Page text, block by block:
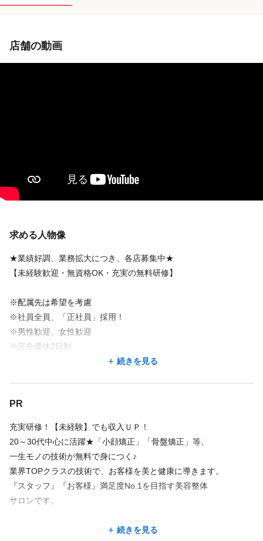
店舗の動画
求める人物像
★業績好調、業務拡大につき、各店募集中★
【未経験歓迎・無資格OK・充実の無料研修】
※配属先は希望を考慮
※社員全員、「正社員」採用！
※男性歓迎、女性歓迎
※完全週休2日制
という当社の考えに共感して頂ける方。
頑張り次第でスピード就任も夢ではありません。
続きを見る
PR
充実研修！【未経験】でも収入ＵＰ！
20～30代中心に活躍★「小顔矯正」「骨盤矯正」等、
一生モノの技術が無料で身につく♪
業界TOPクラスの技術で、お客様を美と健康に導きます。
『スタッフ』『お客様』満足度No.1を目指す美容整体
サロンです。
○頑張った分だけ収入ＵＰ！年収1,000万円も可能
続きを見る